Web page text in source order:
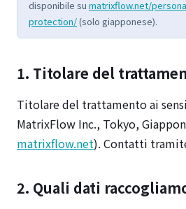
disponibile su matrixflow.net/
protection/(solo giapponese).
1. Titolare del
Titolare del trattamento ai
MatrixFlow Inc., Tokyo,
matrixflow.net). Contatti
2. Quali dati